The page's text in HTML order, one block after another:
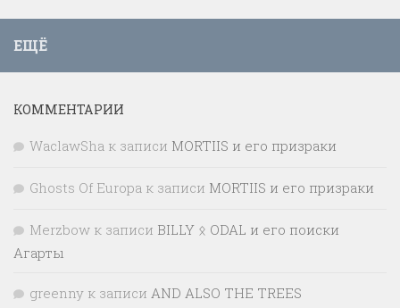
ЕЩЁ
КОММЕНТАРИИ
WaclawSha к записи MORTIIS и его призраки
Ghosts Of Europa к записи MORTIIS и его призраки
Merzbow к записи BILLY ᛟ ODAL и его поиски
Агарты
greenny к записи AND ALSO THE TREES